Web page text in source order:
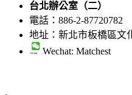
台北辦公室（二）
電話：886-2-
地址：新北市板橋區文
Wechat: Matchest
.